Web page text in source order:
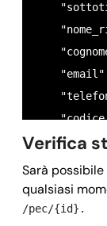
    "sms":
Verifica
Sarà
qualsiasi
/pec/{id}.